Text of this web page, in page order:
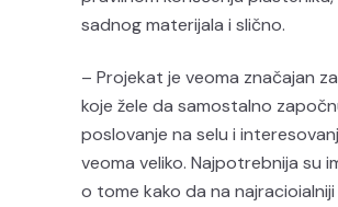
sadnog materijala i slično.
– Projekat je veoma značajan
koje žele da samostalno
poslovanje na selu i
veoma veliko. Najpotrebnija su
o tome kako da na